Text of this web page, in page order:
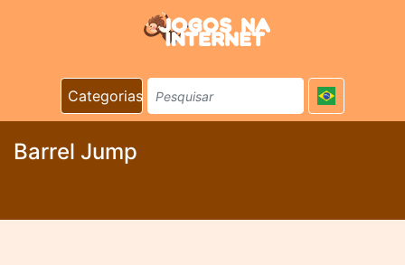
Categorias
Barrel Jump